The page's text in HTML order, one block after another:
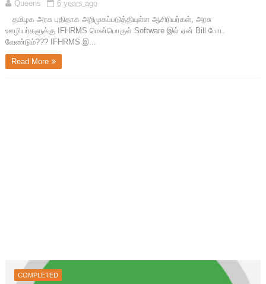
Queens
6 years ago
தமிழக அரசு புதிதாக அறிமுகப்படுத்தியுள்ள ஆசிரியர்கள், அரசு
ஊழியர்களுக்கு IFHRMS மென்பொருள் Software இல் ஏன் Bill போட
வேண்டும்??? IFHRMS இ...
Read More
COMPLETED